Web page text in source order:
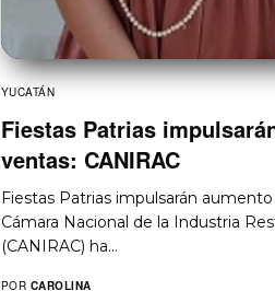
YUCATÁN
Fiestas Patrias
ventas: CANIRAC
Fiestas Patrias impulsarán
Cámara Nacional de la Industria
(CANIRAC) ha…
POR CAROLINA